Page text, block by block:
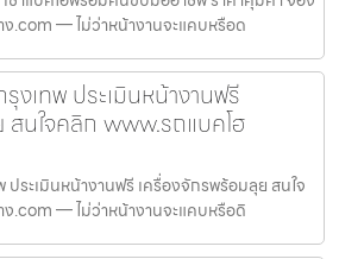
.com — ไม่ว่าหน้างานจะแคบหรือด
งเทพ ประเมินหน้างานฟรี
สนใจคลิก www.รถแบคโฮ
ระเมินหน้างานฟรี เครื่องจักรพร้อมลุย สนใจ
.com — ไม่ว่าหน้างานจะแคบหรือดิ